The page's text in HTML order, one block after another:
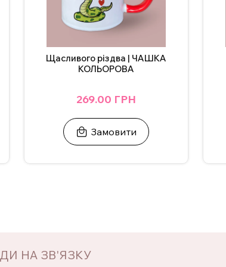
Щасливого різдва | ЧАШКА
КОЛЬОРОВА
269.00 ГРН
Замовити
НА ЗВ'ЯЗКУ